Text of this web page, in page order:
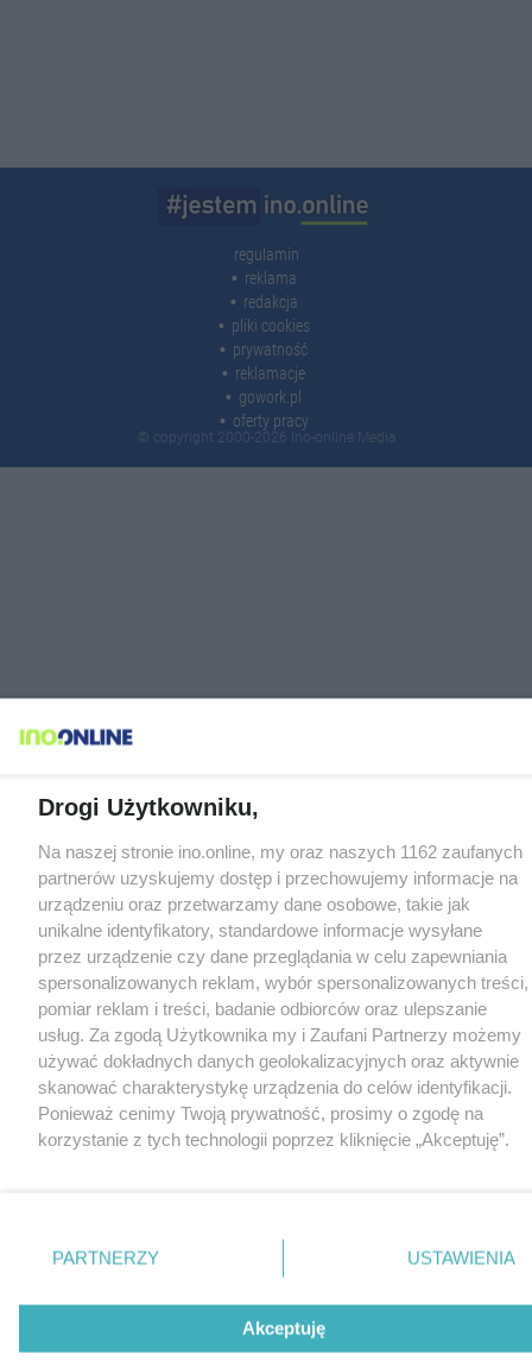
regulamin
reklama
redakcja
pliki cookies
prywatność
reklamacje
gowork.pl
oferty pracy
© copyright 2000-2026 Ino-online Media
Drogi Użytkowniku,
Na naszej stronie ino.online, my oraz naszych 1162 zaufanych
partnerów uzyskujemy dostęp i przechowujemy informacje na
urządzeniu oraz przetwarzamy dane osobowe, takie jak
unikalne identyfikatory, standardowe informacje wysyłane
przez urządzenie czy dane przeglądania w celu zapewniania
spersonalizowanych reklam, wybór spersonalizowanych treści,
pomiar reklam i treści, badanie odbiorców oraz ulepszanie
usług. Za zgodą Użytkownika my i Zaufani Partnerzy możemy
używać dokładnych danych geolokalizacyjnych oraz aktywnie
skanować charakterystykę urządzenia do celów identyfikacji.
Ponieważ cenimy Twoją prywatność, prosimy o zgodę na
korzystanie z tych technologii poprzez kliknięcie „Akceptuję”.
nie wymagają zgody użytkownika, ale masz prawo sprzeciwić
się takiemu przetwarzaniu. Preferencje będą miały
Zapoznaj się z poniższymi informacjami, abyś mógł świadomie
PARTNERZY USTAWIENIA
Akceptuję